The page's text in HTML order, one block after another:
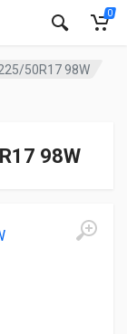
0
50R17 98W
98W